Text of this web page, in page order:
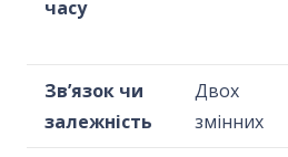
часу
Зв’язок чи
залежність
Двох
змінних